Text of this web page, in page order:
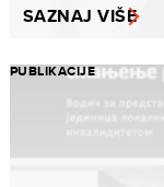
SAZNAJ VIŠE
PUBLIKACIJE